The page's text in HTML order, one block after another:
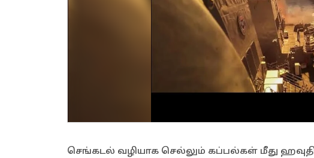
செங்கடல் வழியாக செல்லும் கப்பல்கள் மீது